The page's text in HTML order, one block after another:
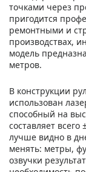
точками через
пригодится
ремонтными и
производствах,
модель
метров.
В конструкции
использован
способный на
составляет
лучше видно в
менять: метры,
озвучки